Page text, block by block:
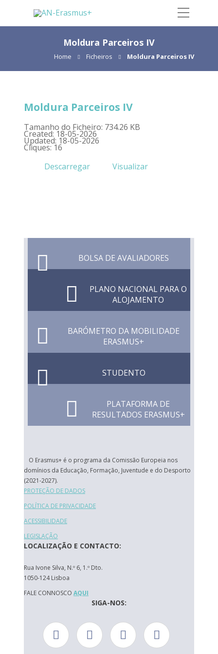
Moldura Parceiros IV
Home Ficheiros Moldura Parceiros IV
Moldura Parceiros IV
Tamanho do Ficheiro: 734.26 KB
Created: 18-05-2026
Updated: 18-05-2026
Cliques: 16
Descarregar
Visualizar
BOLSA DE AVALIADORES
PLANO NACIONAL PARA O
ALOJAMENTO
BARÓMETRO DA MOBILIDADE
ERASMUS+
STUDENTO
PLATAFORMA DE
RESULTADOS ERASMUS+
O Erasmus+ é o programa da Comissão Europeia nos
domínios da Educação, Formação, Juventude e do Desporto
(2021-2027).
PROTEÇÃO DE DADOS
POLÍTICA DE PRIVACIDADE
ACESSIBILIDADE
LEGISLAÇÃO
LOCALIZAÇÃO E CONTACTO:
Rua Ivone Silva, N.º 6, 1.º Dto.
1050-124 Lisboa
FALE CONNOSCO AQUI
SIGA-NOS: